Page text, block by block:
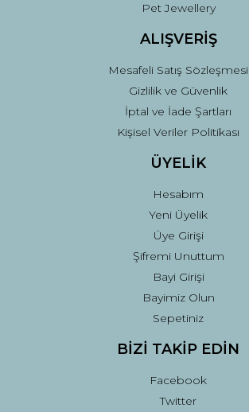
Pet Jewellery
ALIŞVERİŞ
Mesafeli Satış Sözleşmesi
Gizlilik ve Güvenlik
İptal ve İade Şartları
Kişisel Veriler Politikası
ÜYELİK
Hesabım
Yeni Üyelik
Üye Girişi
Şifremi Unuttum
Bayi Girişi
Bayimiz Olun
Sepetiniz
BİZİ TAKİP EDİN
Facebook
Twitter